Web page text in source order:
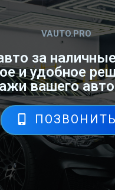
VAUTO.PRO
за
и удобное
вашего
ПОЗВОНИТЬ